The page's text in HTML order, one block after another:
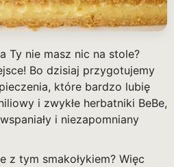
Ty nie masz nic na stole?
Bo dzisiaj przygotujemy
które bardzo lubię
i zwykłe herbatniki BeBe,
i niezapomniany
z tym smakołykiem? Więc